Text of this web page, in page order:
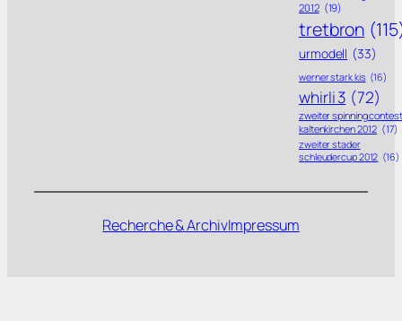
2012 (19)
tretbron
urmodell (33)
werner stark kis (16)
whirli 3 (72)
zweiter spinning contest
kaltenkirchen 2012 (17)
zweiter stader
schleudercup 2012 (16)
Recherche & ArchivImpressum